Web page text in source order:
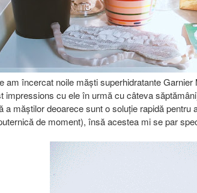
am încercat noile măști superhidratante
impressions cu ele în urmă cu câteva
a măștilor deoarece sunt o soluție rapidă
de moment), însă acestea mi se par